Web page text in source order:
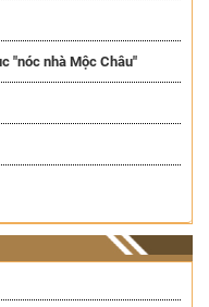
"nóc nhà Mộc Châu"